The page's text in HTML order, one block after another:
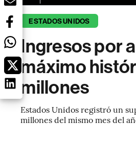
ESTADOS UNIDOS
Ingresos por
máximo
millones
Estados Unidos registró un
millones del mismo mes del